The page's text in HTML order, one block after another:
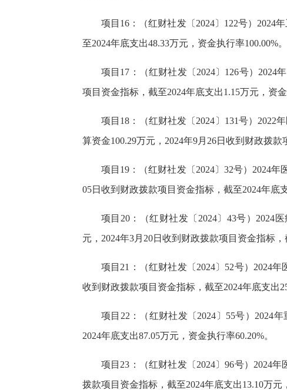
项目16：（红财社发〔2024〕122号）2024
至2024年底支出48.33万元，资金执行率100.00%。
项目17：（红财社发〔2024〕126号）2024
项目资金指标，截至2024年底支出1.15万元，资金
项目18：（红财社发〔2024〕131号）2022
算资金100.29万元，2024年9月26日收到财政拨款
项目19：（红财社发〔2024〕32号）2024
05日收到财政拨款项目资金指标，截至2024年底
项目20：（红财社发〔2024〕43号）2024
元，2024年3月20日收到财政拨款项目资金指标
项目21：（红财社发〔2024〕52号）2024
收到财政拨款项目资金指标，截至2024年底支出
项目22：（红财社发〔2024〕55号）2024
2024年底支出87.05万元，资金执行率60.20%。
项目23：（红财社发〔2024〕96号）2024
拨款项目资金指标，截至2024年底支出13.10万元